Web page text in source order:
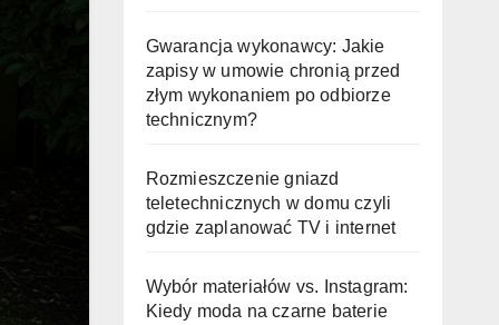
Gwarancja wykonawcy: Jakie
zapisy w umowie chronią przed
złym wykonaniem po odbiorze
technicznym?
Rozmieszczenie gniazd
teletechnicznych w domu czyli
gdzie zaplanować TV i internet
Wybór materiałów vs. Instagram:
Kiedy moda na czarne baterie